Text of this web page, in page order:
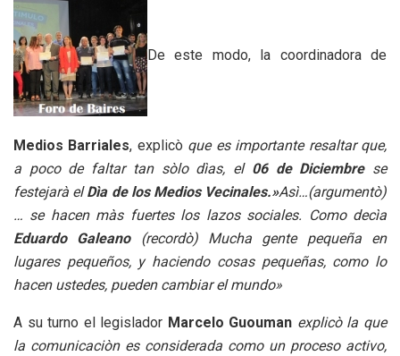
De este modo, la coordinadora de
Medios Barriales, explicò que es importante resaltar que,
a poco de faltar tan sòlo dìas, el 06 de Diciembrese
festejarà elDìa de los Medios Vecinales.»Asì…(argumentò)
… se hacen màs fuertes los lazos sociales. Como decìa
Eduardo Galeano(recordò) Mucha gente pequeña en
lugares pequeños, y haciendo cosas pequeñas, como lo
hacen ustedes, pueden cambiar el mundo»
A su turno el legislador Marcelo Guouman explicò la que
la comunicaciòn es considerada como un proceso activo,